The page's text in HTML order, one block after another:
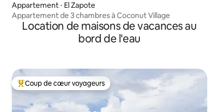
Appartement ⋅ El Zapote
Appartement de 3 chambres à Coconut Village
Location de maisons de vacances au
bord de l'eau
Coups de cœur voyageurs les plus appréciés
Coup de cœur voyageurs